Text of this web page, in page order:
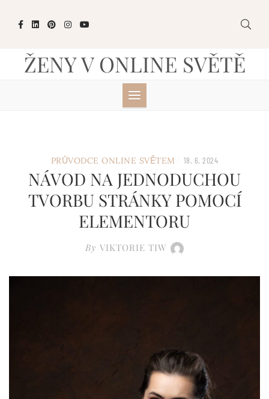
ŽENY V ONLINE SVĚTĚ
PRŮVODCE ONLINE SVĚTEM 18. 6. 2024
NÁVOD NA JEDNODUCHOU
TVORBU STRÁNKY POMOCÍ
ELEMENTORU
By VIKTORIE TIW